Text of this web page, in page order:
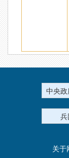
中央
兵
关于